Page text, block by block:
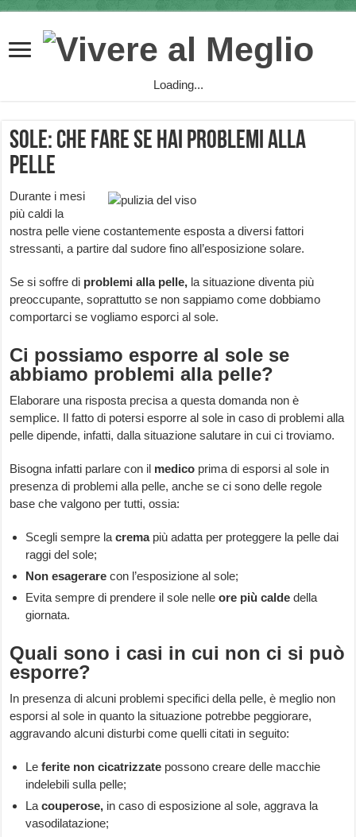
Loading...
Sole: che fare se hai problemi alla
pelle
Durante i mesi
più caldi la
nostra pelle viene costantemente esposta a diversi fattori
stressanti, a partire dal sudore fino all’esposizione solare.
Se si soffre di problemi alla pelle, la situazione diventa più
preoccupante, soprattutto se non sappiamo come dobbiamo
comportarci se vogliamo esporci al sole.
Ci possiamo esporre al sole se
abbiamo problemi alla pelle?
Elaborare una risposta precisa a questa domanda non è
semplice. Il fatto di potersi esporre al sole in caso di problemi alla
pelle dipende, infatti, dalla situazione salutare in cui ci troviamo.
Bisogna infatti parlare con il medico prima di esporsi al sole in
presenza di problemi alla pelle, anche se ci sono delle regole
base che valgono per tutti, ossia:
Scegli sempre lacremapiù adatta per proteggere la pelle dai
raggi del sole;
Non esagerare con l’esposizione al sole;
Evita sempre di prendere il sole nelleore più calde della
giornata.
Quali sono i casi in cui non ci si può
esporre?
In presenza di alcuni problemi specifici della pelle, è meglio non
esporsi al sole in quanto la situazione potrebbe peggiorare,
aggravando alcuni disturbi come quelli citati in seguito:
Leferite non cicatrizzate possono creare delle macchie
indelebili sulla pelle;
Lacouperose, in caso di esposizione al sole, aggrava la
vasodilatazione;